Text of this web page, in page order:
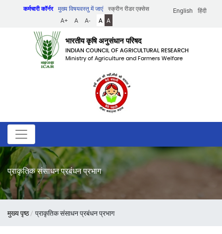
English हिंदी
कर्मचारी कॉर्नर मुख्य विषयवस्तु में जाएं
स्क्रीन रीडर एक्सेस
A+
A A- A A
भारतीय कृषि अनुसंधान परिषद
INDIAN COUNCIL OF AGRICULTURAL RESEARCH
Ministry of Agriculture and Farmers Welfare
प्राकृतिक संसाधन प्रबंधन प्रभाग
पग
मुख्य पृष्ठ प्राकृतिक संसाधन प्रबंधन प्रभाग